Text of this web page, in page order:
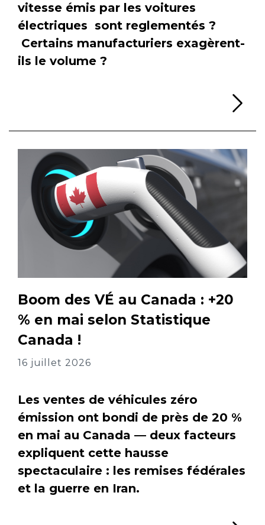
vitesse émis par les voitures
électriques sont reglementés ?
Certains manufacturiers exagèrent-
ils le volume ?
Boom des VÉ au Canada : +20
% en mai selon Statistique
Canada !
16 juillet 2026
Les ventes de véhicules zéro
émission ont bondi de près de 20 %
en mai au Canada — deux facteurs
expliquent cette hausse
spectaculaire : les remises fédérales
et la guerre en Iran.